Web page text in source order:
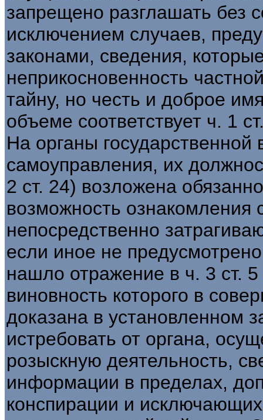
запрещено разглашать без
исключением случаев,
законами, сведения,
неприкосновенность
тайну, но честь и доброе
объеме соответствует ч. 1
На органы государственной
самоуправления, их
2 ст. 24) возложена
возможность
непосредственно
если иное не
нашло отражение в ч. 3 ст.
виновность которого в
доказана в установленном
истребовать от органа,
розыскную деятельность,
информации в пределах,
конспирации и